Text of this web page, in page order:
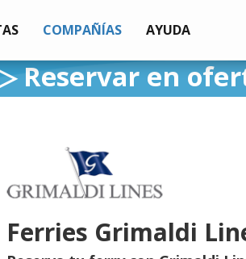
COMPAÑÍAS AYUDA
Reservar en
Ferries Grimaldi